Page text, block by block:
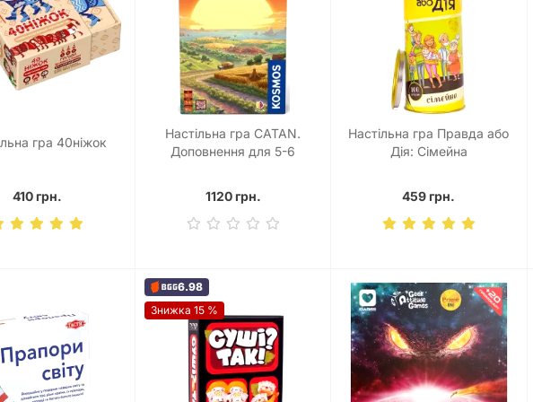
гра 40ніжок
410 грн.
Настільна гра CATAN.
Доповнення для 5-6
1120 грн.
Настільна гра Правда або
Дія: Сімейна
459 грн.
6.98
Знижка 15 %